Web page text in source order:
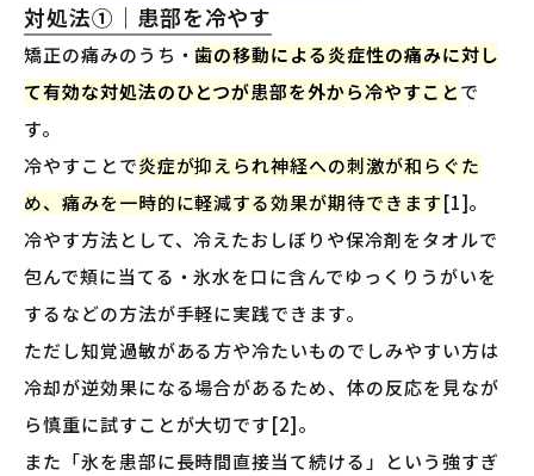
対処法①｜患部を冷やす
矯正の痛みのうち・歯の移動による炎症性の痛みに対し
て有効な対処法のひとつが患部を外から冷やすことで
す。
冷やすことで炎症が抑えられ神経への刺激が和らぐた
め、痛みを一時的に軽減する効果が期待できます[1]。
冷やす方法として、冷えたおしぼりや保冷剤をタオルで
包んで頬に当てる・氷水を口に含んでゆっくりうがいを
するなどの方法が手軽に実践できます。
ただし知覚過敏がある方や冷たいものでしみやすい方は
冷却が逆効果になる場合があるため、体の反応を見なが
ら慎重に試すことが大切です[2]。
また「氷を患部に長時間直接当て続ける」という強すぎ